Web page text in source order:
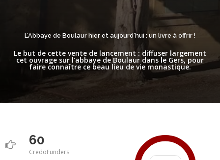
L’Abbaye de Boulaur hier et aujourd’hui : un livre à offrir !
Le but de cette vente de lancement : diffuser largement
cet ouvrage sur l’abbaye de Boulaur dans le Gers, pour
faire connaître ce beau lieu de vie monastique.
60
CredoFunders